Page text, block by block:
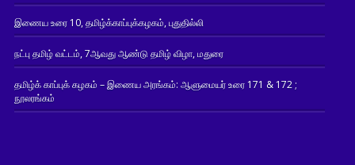
இணைய உரை 10, தமிழ்க்காப்புக்கழகம், புதுதில்லி
நட்பு தமிழ் வட்டம், 7ஆவது ஆண்டு தமிழ் விழா, மதுரை
தமிழ்க் காப்புக் கழகம் – இணைய அரங்கம்: ஆளுமையர் உரை 171 & 172 ;
நூலரங்கம்